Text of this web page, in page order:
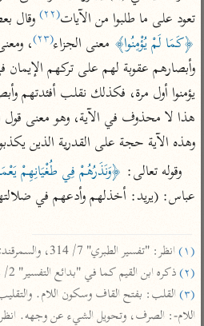
تفسير الثعلبي
اشترك لتصلك أخبار مشاريعنا
راسلنا • تليجرام
كنوز•تعليمات•عن
تعود على ما طلبوا من الآيات(٢٢)
وقال
﴿كَمَا لَمْ يُؤْمِنُوا﴾ معنى الجزاء(٢٣)
هذا لا محذوف في الآية، وهو معنى
وهذه الآية حجة على القدرية الذين
وقوله تعالى: ﴿وَنَذَرُهُمْ فِي طُغْيَانِهِمْ
عباس: (يريد: أخذلهم وأدعهم في
(١)
انظر: "تفسير الطبري" 7/ 314، والسمرقندي 1/ 507، والماوردي 2/ 156.
(٢)
ذكره ابن القيم كما في "بدائع التفسير" 2/ 172.
(٣)